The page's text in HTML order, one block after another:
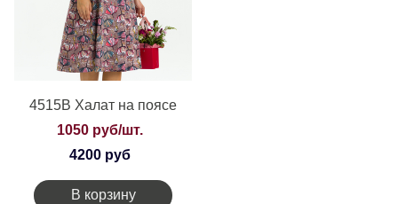
4515В Халат на поясе
1050 руб/шт.
4200 руб
В корзину